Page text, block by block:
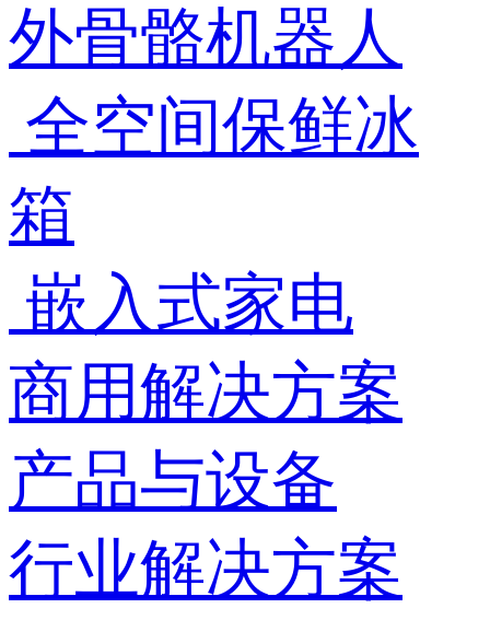
外骨骼机器人
全空间保鲜冰
箱
嵌入式家电
商用解决方案
产品与设备
行业解决方案